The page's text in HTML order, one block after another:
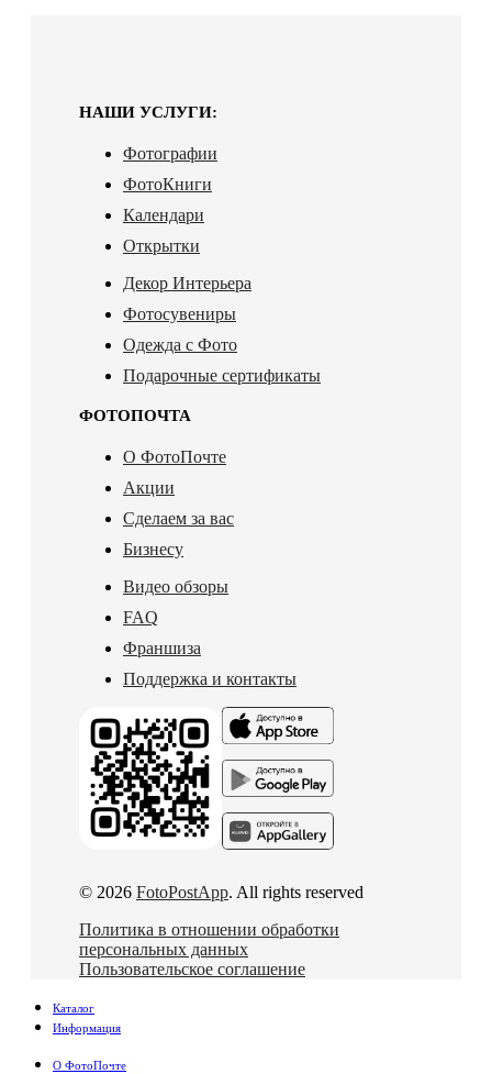
НАШИ УСЛУГИ:
Фотографии
ФотоКниги
Календари
Открытки
Декор Интерьера
Фотосувениры
Одежда с Фото
Подарочные сертификаты
ФОТОПОЧТА
О ФотоПочте
Акции
Сделаем за вас
Бизнесу
Видео обзоры
FAQ
Франшиза
Поддержка и контакты
© 2026 FotoPostApp. All rights reserved
Политика в отношении обработки
персональных данных
Пользовательское соглашение
Каталог
Информация
О ФотоПочте